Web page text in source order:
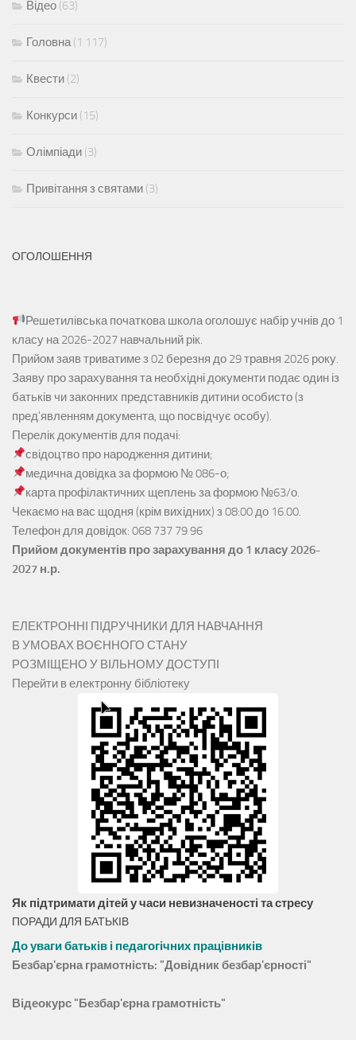
Відео (63)
Головна(1 117)
Квести (2)
Конкурси (15)
Олімпіади (3)
Привітання з святами (3)
ОГОЛОШЕННЯ
Решетилівська початкова школа оголошує набір учнів до 1
класу на 2026-2027 навчальний рік.
Прийом заявтриватиме з 02 березня до 29 травня 2026 року.
Заяву про зарахування та необхідні документи подає один із
батьків чи законних представників дитини особисто (з
пред'явленням документа, що посвідчує особу).
Перелік документів для подачі:
свідоцтво про народження дитини;
медична довідка за формою № 086-о;
карта профілактичних щеплень за формою №63/о.
Чекаємо на вас щодня (крім вихідних) з 08:00 до 16.00.
Телефон для довідок: 068 737 79 96
Прийом документів про зарахування до 1 класу 2026-
2027 н.р.
ЕЛЕКТРОННІ ПІДРУЧНИКИ ДЛЯ НАВЧАННЯ
В УМОВАХ ВОЄННОГО СТАНУ
РОЗМІЩЕНО У ВІЛЬНОМУ ДОСТУПІ
Перейти в електронну бібліотеку
Як підтримати дітей у часи невизначеності та стресу
ПОРАДИ ДЛЯ БАТЬКІВ
До уваги батьків і педагогічних працівників
Безбар'єрна грамотність: "Довідник безбар'єрності"
Відеокурс "Безбар'єрна грамотність"